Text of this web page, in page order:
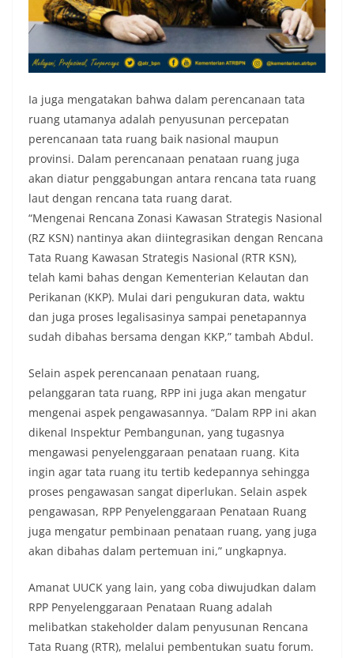
Ia juga mengatakan bahwa dalam perencanaan tata
ruang utamanya adalah penyusunan percepatan
perencanaan tata ruang baik nasional maupun
provinsi. Dalam perencanaan penataan ruang juga
akan diatur penggabungan antara rencana tata ruang
laut dengan rencana tata ruang darat.
“Mengenai Rencana Zonasi Kawasan Strategis Nasional
(RZ KSN) nantinya akan diintegrasikan dengan Rencana
Tata Ruang Kawasan Strategis Nasional (RTR KSN),
telah kami bahas dengan Kementerian Kelautan dan
Perikanan (KKP). Mulai dari pengukuran data, waktu
dan juga proses legalisasinya sampai penetapannya
sudah dibahas bersama dengan KKP,” tambah Abdul.
Selain aspek perencanaan penataan ruang,
pelanggaran tata ruang, RPP ini juga akan mengatur
mengenai aspek pengawasannya. “Dalam RPP ini akan
dikenal Inspektur Pembangunan, yang tugasnya
mengawasi penyelenggaraan penataan ruang. Kita
ingin agar tata ruang itu tertib kedepannya sehingga
proses pengawasan sangat diperlukan. Selain aspek
pengawasan, RPP Penyelenggaraan Penataan Ruang
juga mengatur pembinaan penataan ruang, yang juga
akan dibahas dalam pertemuan ini,” ungkapnya.
Amanat UUCK yang lain, yang coba diwujudkan dalam
RPP Penyelenggaraan Penataan Ruang adalah
melibatkan stakeholder dalam penyusunan Rencana
Tata Ruang (RTR), melalui pembentukan suatu forum.